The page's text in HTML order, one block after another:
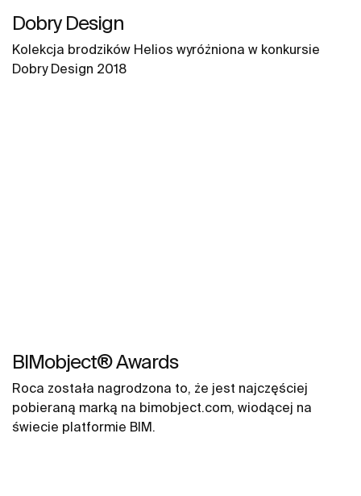
Dobry Design
Kolekcja brodzików Helios wyróżniona w konkursie
Dobry Design 2018
BIMobject® Awards
Roca została nagrodzona to, że jest najczęściej
pobieraną marką na bimobject.com, wiodącej na
świecie platformie BIM.